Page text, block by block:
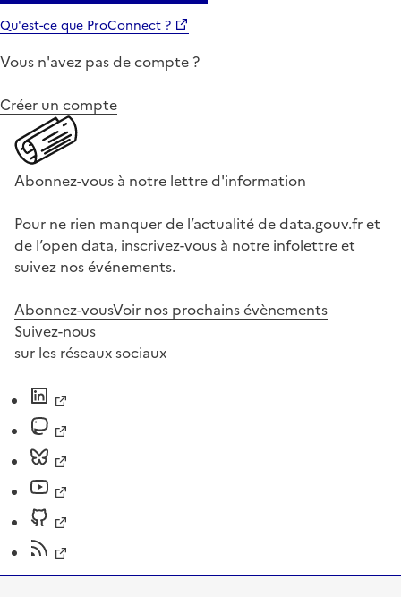
Qu'est-ce que ProConnect ?
Vous n'avez pas de compte ?
Créer un compte
Abonnez-vous à notre lettre d'information
Pour ne rien manquer de l’actualité de data.gouv.fr et
de l’open data, inscrivez-vous à notre infolettre et
suivez nos événements.
Abonnez-vousVoir nos prochains évènements
Suivez-nous
sur les réseaux sociaux